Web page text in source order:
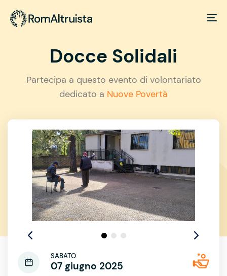
Docce Solidali
Partecipa a questo evento di volontariato
dedicato a Nuove Povertà
SABATO
07 giugno 2025